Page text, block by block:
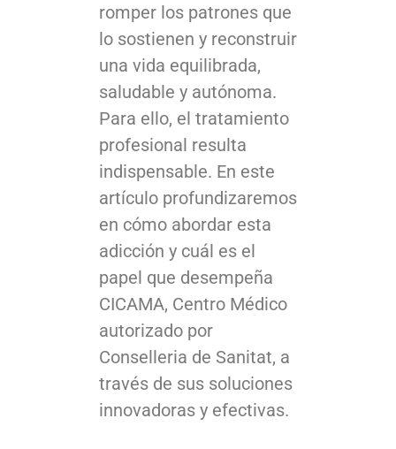
romper los patrones que
lo sostienen y reconstruir
una vida equilibrada,
saludable y autónoma.
Para ello, el tratamiento
profesional resulta
indispensable. En este
artículo profundizaremos
en cómo abordar esta
adicción y cuál es el
papel que desempeña
CICAMA, Centro Médico
autorizado por
Conselleria de Sanitat, a
través de sus soluciones
innovadoras y efectivas.